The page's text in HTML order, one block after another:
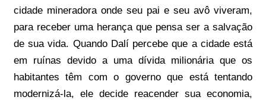
cidade mineradora onde seu pai e seu avô viveram,
para receber uma herança que pensa ser a salvação
de sua vida. Quando Dalí percebe que a cidade está
em ruínas devido a uma dívida milionária que os
habitantes têm com o governo que está tentando
modernizá-la, ele decide reacender sua economia,